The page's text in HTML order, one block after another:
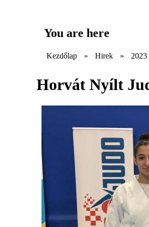
You are here
Kezdőlap » Hirek » 2023
Horvát Nyílt